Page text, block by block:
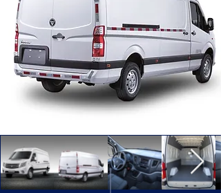
operaciones intensivas.